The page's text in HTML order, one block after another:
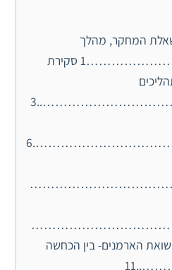
שאלת המחקר, מהלך
העבודה…………………………………1 סקירת
מקדימים…………………………………………..3
מרכזיים…………………………………………….6
ושואת הארמנים- בין הכחשה
להכרה………………………..11